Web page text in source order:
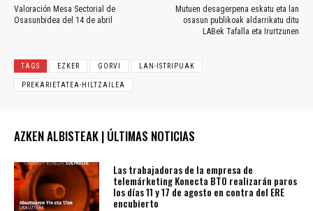
Valoración Mesa Sectorial de
Osasunbidea del 14 de abril
Mutuen desagerpena eskatu eta lan
osasun publikoak aldarrikatu ditu
LABek Tafalla eta Irurtzunen
TAGS EZKER GORVI LAN-ISTRIPUAK
PREKARIETATEA-HILTZAILEA
AZKEN ALBISTEAK | ÚLTIMAS NOTICIAS
Las trabajadoras de la empresa de
telemárketing Konecta BTO realizarán paros
los días 11 y 17 de agosto en contra del ERE
encubierto